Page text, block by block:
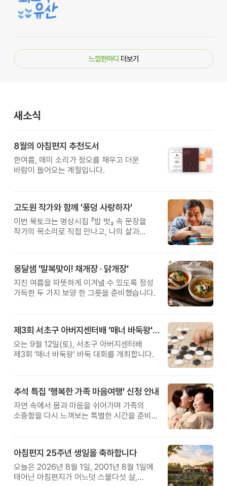
느낌한마디 더보기
새소식
8월의 아침편지 추천도서
한여름, 매미 소리가 정오를 채우고 더운
바람이 들어오는 계절입니다.
고도원 작가와 함께 '풍덩 사랑하자'
이번 북토크는 명상시집 『밥 벗』 속 문장을
작가의 목소리로 직접 만나고, 나의 삶과
옹달샘 '말복맞이! 채개장 · 닭개장'
지친 여름을 따뜻하게 이겨낼 수 있도록 정성
가득한 두 가지 보양 한 그릇을 준비했습니다.
제3회 서초구 아버지센터배 '매너 바둑왕' 대회
오는 9월 12일(토), 서초구 아버지센터배
제3회 '매너 바둑왕' 바둑 대회를 개최합니다.
추석 특집 '행복한 가족 마음여행' 신청 안내
자연 속에서 몸과 마음을 쉬어가며 가족의
소중함을 다시 느껴보는 특별한 시간을 준비해
아침편지 25주년 생일을 축하합니다
오늘은 2026년 8월 1일, 2001년 8월 1일에
태어난 아침편지가 어느덧 스물다섯 살,